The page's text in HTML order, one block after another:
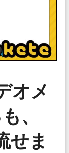
オメ
、
せま